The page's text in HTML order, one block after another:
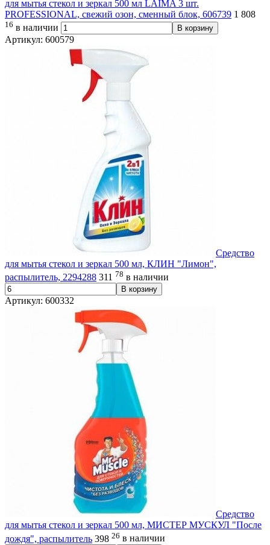
для мытья стекол и зеркал 500 мл LAIMA 3 шт.
PROFESSIONAL, свежий озон, сменный блок, 606739 1 808
16 в наличии В корзину
Артикул: 600579
Средство
для мытья стекол и зеркал 500 мл, КЛИН "Лимон",
распылитель, 2294288 311 78 в наличии
В корзину
Артикул: 600332
Средство
для мытья стекол и зеркал 500 мл, МИСТЕР МУСКУЛ "После
дождя", распылитель 398 26 в наличии